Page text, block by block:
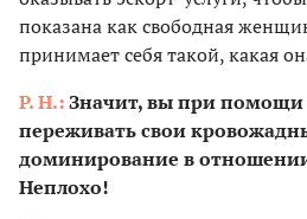
показана как свободная
принимает себя такой, какая
Р. Н.:Значит, вы при помощи
переживать свои
доминирование в
Неплохо!